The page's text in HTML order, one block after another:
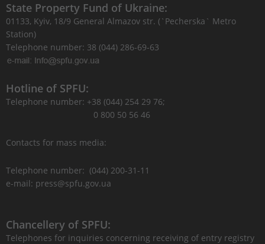
State Property Fund of Ukraine:
01133, Kyiv, 18/9 General Almazov str. (`Pecherska` Metro
Station)
Telephone number: 38 (044) 286-69-63
Hotline of SPFU:
Telephone number: +38 (044) 254 29 76;
0 800 50 56 46
Contacts for mass media:
Telephone number: (044) 200-31-11
e-mail: press@spfu.gov.ua
Chancellery of SPFU:
Telephones for inquiries concerning receiving of entry registry